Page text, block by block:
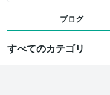
ブログ
すべてのカテゴリ